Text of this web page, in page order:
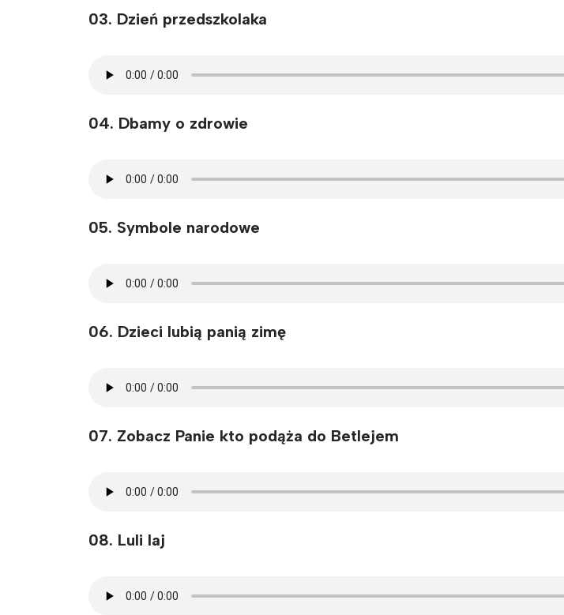
03. Dzień przedszkolaka
04. Dbamy o zdrowie
05. Symbole narodowe
06. Dzieci lubią panią zimę
07. Zobacz Panie kto podąża do Betlejem
08. Luli laj